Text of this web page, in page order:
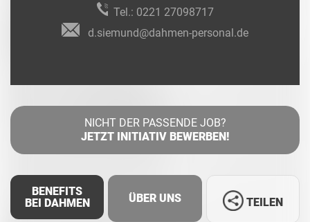
Tel.: 0221 27098717
d.siemund@dahmen-personal.de
NICHT DER PASSENDE JOB?
JETZT INITIATIV BEWERBEN!
BENEFITS
BEI DAHMEN
ÜBER UNS TEILEN